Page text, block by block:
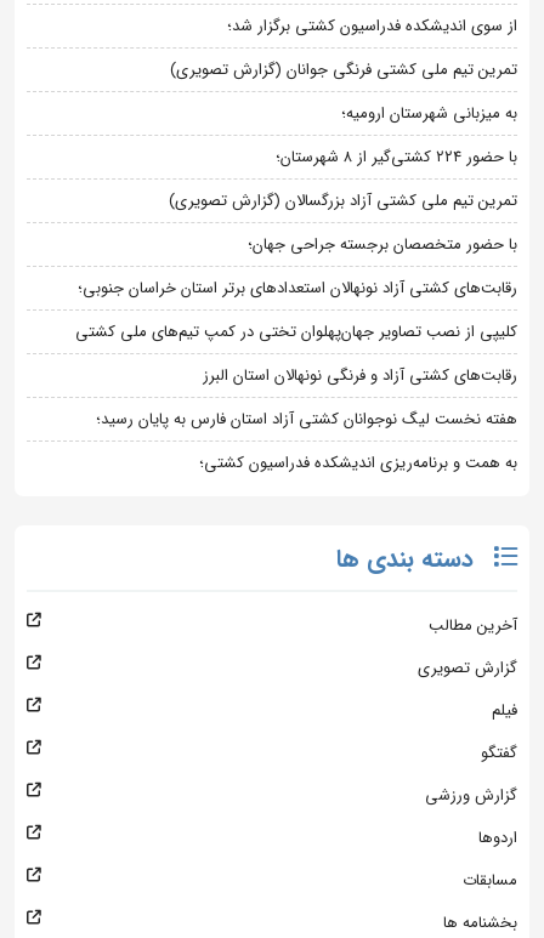
از سوی اندیشکده فدراسیون کشتی برگزار شد؛
تمرین تیم ملی کشتی فرنگی جوانان (گزارش تصویری)
به میزبانی شهرستان ارومیه؛
با حضور ۲۲۴ کشتی‌گیر از ۸ شهرستان؛
تمرین تیم ملی کشتی آزاد بزرگسالان (گزارش تصویری)
با حضور متخصصان برجسته جراحی جهان؛
رقابت‌های کشتی آزاد نونهالان استعدادهای برتر استان خراسان جنوبی؛
کلیپی از نصب تصاویر جهان‌پهلوان تختی در کمپ تیم‌های ملی کشتی
رقابت‌های کشتی آزاد و فرنگی نونهالان استان البرز
هفته نخست لیگ نوجوانان کشتی آزاد استان فارس به پایان رسید؛
به همت و برنامه‌ریزی اندیشکده فدراسیون کشتی؛
دسته بندی ها
آخرین مطالب
گزارش تصویری
فیلم
گفتگو
گزارش ورزشی
اردوها
مسابقات
بخشنامه ها